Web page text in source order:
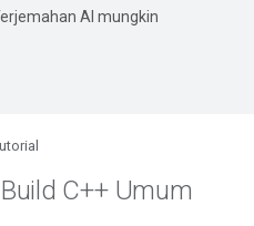
AI mungkin
C++ Umum